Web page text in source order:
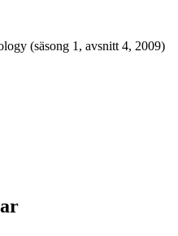
(säsong 1, avsnitt 4, 2009)